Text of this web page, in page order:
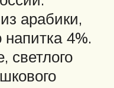
арабики,
напитка 4%.
светлого